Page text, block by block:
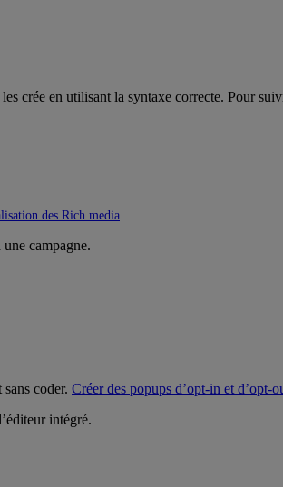
crée en utilisant la syntaxe correcte. Pour
des Rich media
campagne.
coder. Créer des popups d’opt-in et d’opt-
intégré.